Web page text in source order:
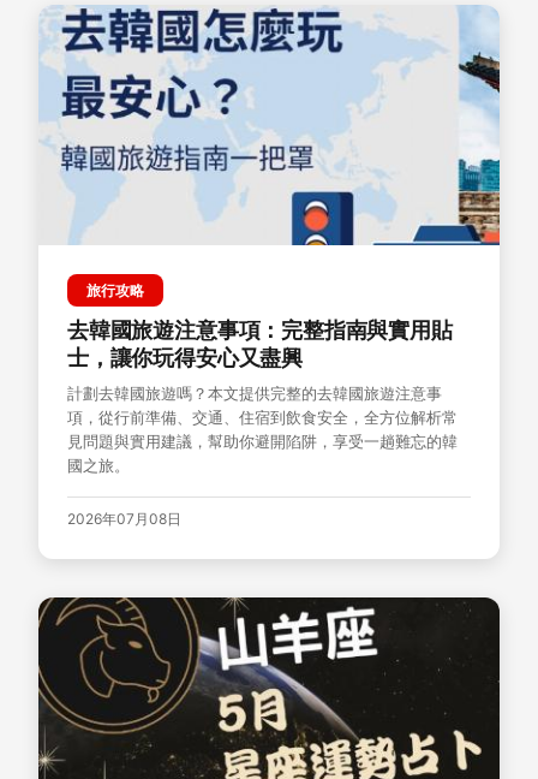
旅行攻略
去韓國旅遊注意事項：完整指南與實用貼
士，讓你玩得安心又盡興
計劃去韓國旅遊嗎？本文提供完整的去韓國旅遊注意事
項，從行前準備、交通、住宿到飲食安全，全方位解析常
見問題與實用建議，幫助你避開陷阱，享受一趟難忘的韓
國之旅。
2026年07月08日